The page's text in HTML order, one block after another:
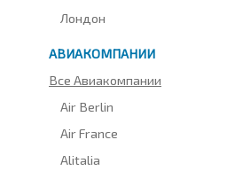
Лондон
АВИАКОМПАНИИ
Все Авиакомпании
Air Berlin
Air France
Alitalia